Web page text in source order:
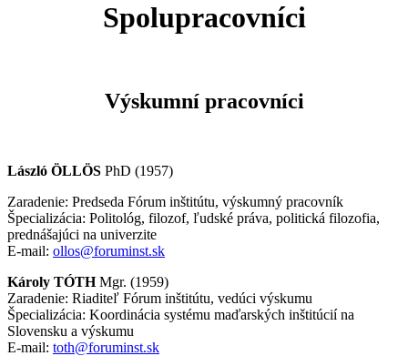
Spolupracovníci
Výskumní pracovníci
László ÖLLÖS PhD (1957)
Zaradenie: Predseda Fórum inštitútu, výskumný pracovník
Špecializácia: Politológ, filozof, ľudské práva, politická filozofia,
prednášajúci na univerzite
E-mail: ollos@foruminst.sk
Károly TÓTHMgr. (1959)
Zaradenie: Riaditeľ Fórum inštitútu, vedúci výskumu
Špecializácia: Koordinácia systému maďarských inštitúcií na
Slovensku a výskumu
E-mail: toth@foruminst.sk